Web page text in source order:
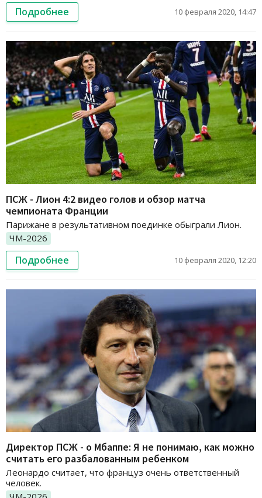
Подробнее 10 февраля 2020, 14:47
ПСЖ - Лион 4:2 видео голов и обзор матча
чемпионата Франции
Парижане в результативном поединке обыграли Лион.
ЧМ-2026
Подробнее 10 февраля 2020, 12:20
Директор ПСЖ - о Мбаппе: Я не понимаю, как можно
считать его разбалованным ребенком
Леонардо считает, что француз очень ответственный
человек.